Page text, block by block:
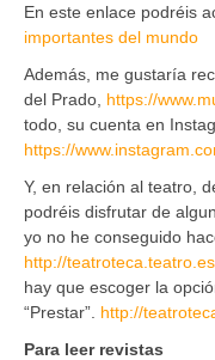
En este enlace podréis
importantes del mundo
Además, me gustaría
del Prado, https://
todo, su cuenta en
https://
Y, en relación al teatro,
podréis disfrutar de
yo no he conseguido
http://
hay que escoger la
“Prestar”. http://
Para leer revistas